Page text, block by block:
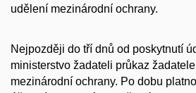
udělení mezinárodní ochrany.
Nejpozději do tří dnů od poskytnutí
ministerstvo žadateli průkaz
mezinárodní ochrany. Po dobu